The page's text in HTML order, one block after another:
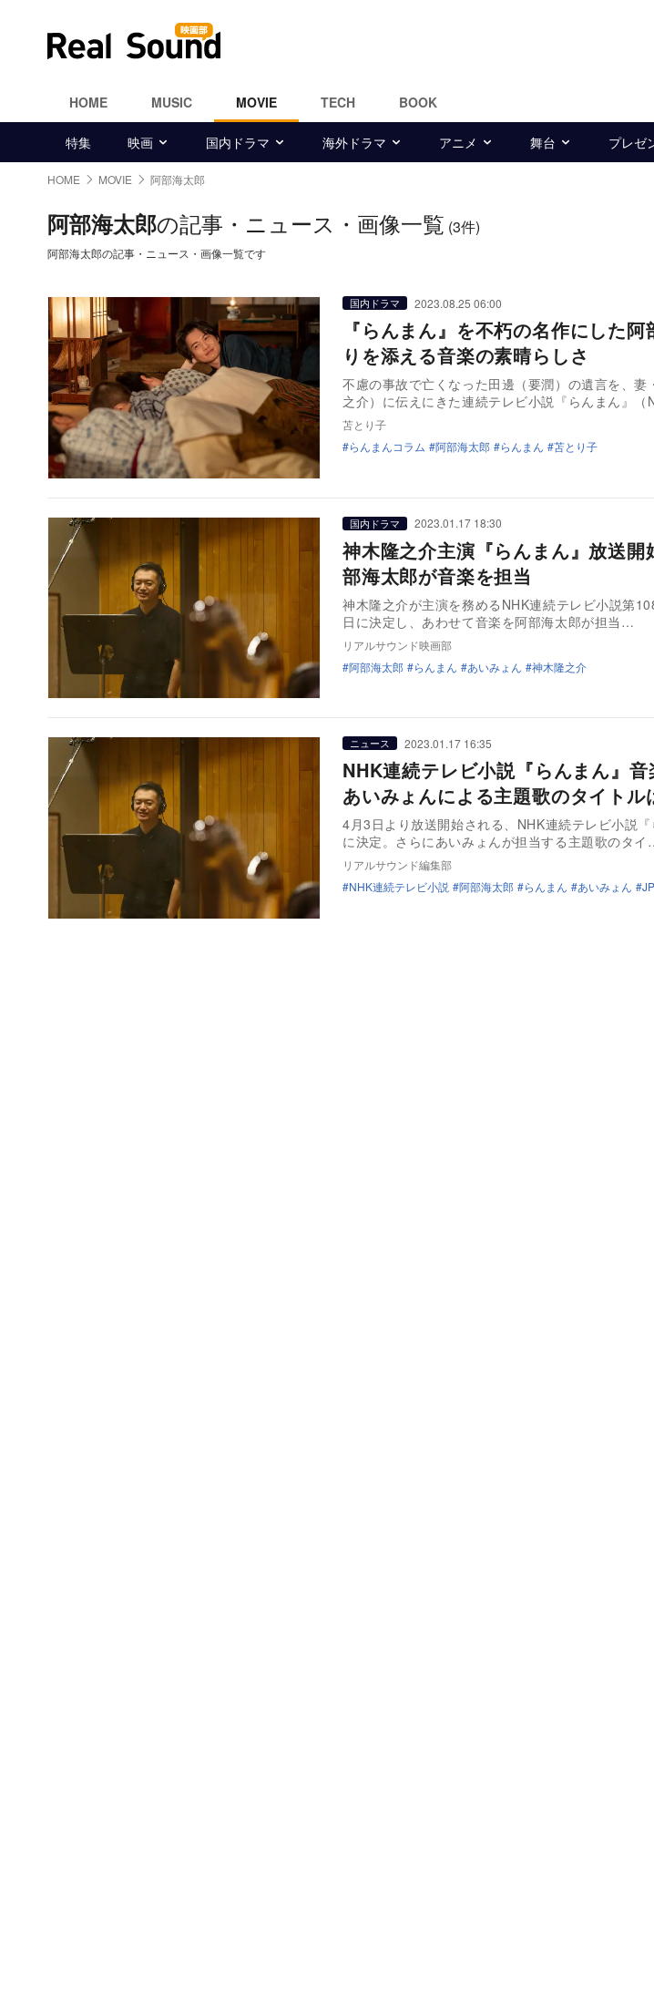
HOME MUSIC MOVIE TECH BOOK
特集 映画 国内ドラマ 海外ドラマ アニメ 舞台 プレゼ
HOME MOVIE 阿部海太郎
阿部海太郎の記事・ニュース・画像一覧 (3件)
阿部海太郎の記事・ニュース・画像一覧です
国内ドラマ 2023.08.25 06:00
『らんまん』を不朽の名作にした
りを添える音楽の素晴らしさ
不慮の事故で亡くなった田邊（要潤）の遺言を、
之介）に伝えにきた連続テレビ小説『らんまん』
苫とり子
らんまんコラム
阿部海太郎 らんまん 苫とり子
国内ドラマ 2023.01.17 18:30
神木隆之介主演『らんまん』放送
部海太郎が音楽を担当
神木隆之介が主演を務めるNHK連続テレビ小説第
日に決定し、あわせて音楽を阿部海太郎が担当…
リアルサウンド映画部
阿部海太郎
らんまん あいみょん 神木隆之介
ニュース 2023.01.17 16:35
NHK連続テレビ小説『らんまん』
あいみょんによる主題歌のタイトル
4月3日より放送開始される、NHK連続テレビ小説
に決定。さらにあいみょんが担当する主題歌のタ
リアルサウンド編集部
NHK連続テレビ小説
阿部海太郎 らんまん あいみょん